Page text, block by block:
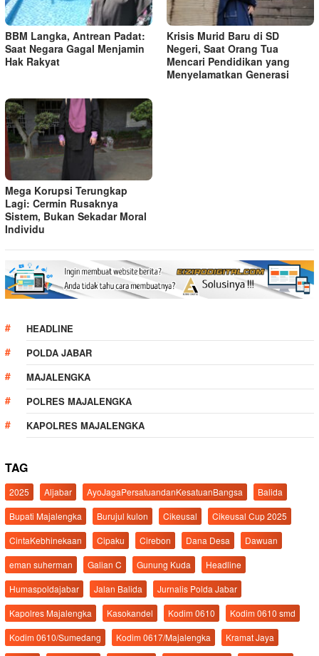
BBM Langka, Antrean Padat:
Saat Negara Gagal Menjamin
Hak Rakyat
Krisis Murid Baru di SD
Negeri, Saat Orang Tua
Mencari Pendidikan yang
Menyelamatkan Generasi
Mega Korupsi Terungkap
Lagi: Cermin Rusaknya
Sistem, Bukan Sekadar Moral
Individu
HEADLINE
POLDA JABAR
MAJALENGKA
POLRES MAJALENGKA
KAPOLRES MAJALENGKA
TAG
2025 Aljabar AyoJagaPersatuandanKesatuanBangsa
Balida
Bupati Majalengka
Burujul kulon Cikeusal
Cikeusal Cup 2025
CintaKebhinekaan
Cipaku Cirebon Dana Desa
Dawuan
eman suherman
Galian C Gunung Kuda
Headline
Humaspoldajabar
Jalan Balida
Jurnalis Polda Jabar
Kapolres Majalengka
Kasokandel Kodim 0610
Kodim 0610 smd
Kodim 0610/Sumedang
Kodim 0617/Majalengka
Kramat Jaya